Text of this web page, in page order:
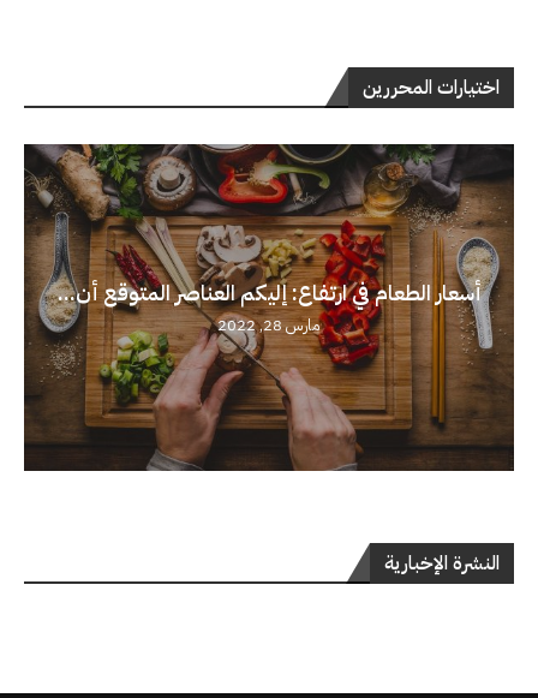
اختيارات المحررين
أسعار الطعام في ارتفاع: إليكم العناصر المتوقع أن...
مارس 28, 2022
النشرة الإخبارية